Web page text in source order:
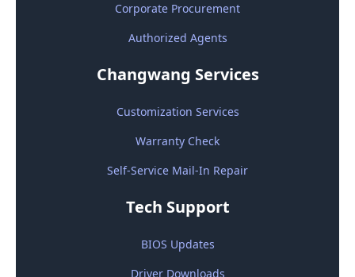
Corporate Procurement
Authorized Agents
Changwang Services
Customization Services
Warranty Check
Self-Service Mail-In Repair
Tech Support
BIOS Updates
Driver Downloads